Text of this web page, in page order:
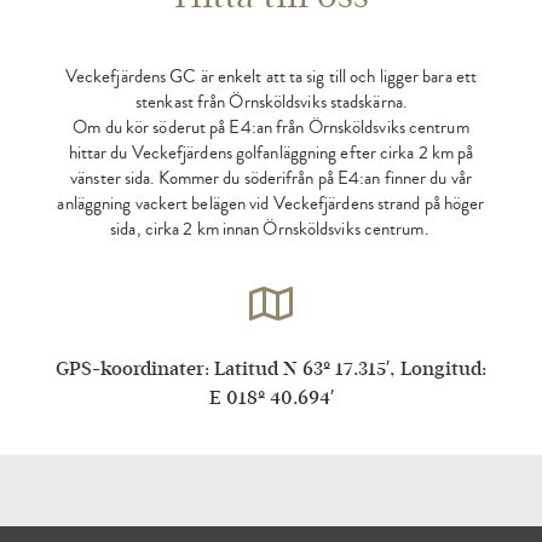
Veckefjärdens GC är enkelt att ta sig till och ligger bara ett
stenkast från Örnsköldsviks stadskärna.
Om du kör söderut på E4:an från Örnsköldsviks centrum
hittar du Veckefjärdens golfanläggning efter cirka 2 km på
vänster sida. Kommer du söderifrån på E4:an finner du vår
anläggning vackert belägen vid Veckefjärdens strand på höger
sida, cirka 2 km innan Örnsköldsviks centrum.
GPS-koordinater: Latitud N 63º 17.315′, Longitud:
E 018º 40.694′